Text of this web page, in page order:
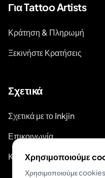
Για Tattoo Artists
Κράτηση & Πληρωμή
Ξεκινήστε Κρατήσεις
Σχετικά
Σχετικά με το Inkjin
Επικοινωνία
Κιτ Επωνυμίας
Χρησιμοποιούμε
Χρησιμοποιούμε cookies